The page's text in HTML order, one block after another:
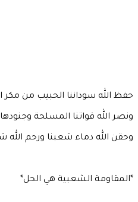
حفظ الله سوداننا الحبيب من مكر
ونصر الله قواتنا المسلحة
وحقن الله دماء شعبنا ورحم الله
*المقاومة الشعبية هي الحل*